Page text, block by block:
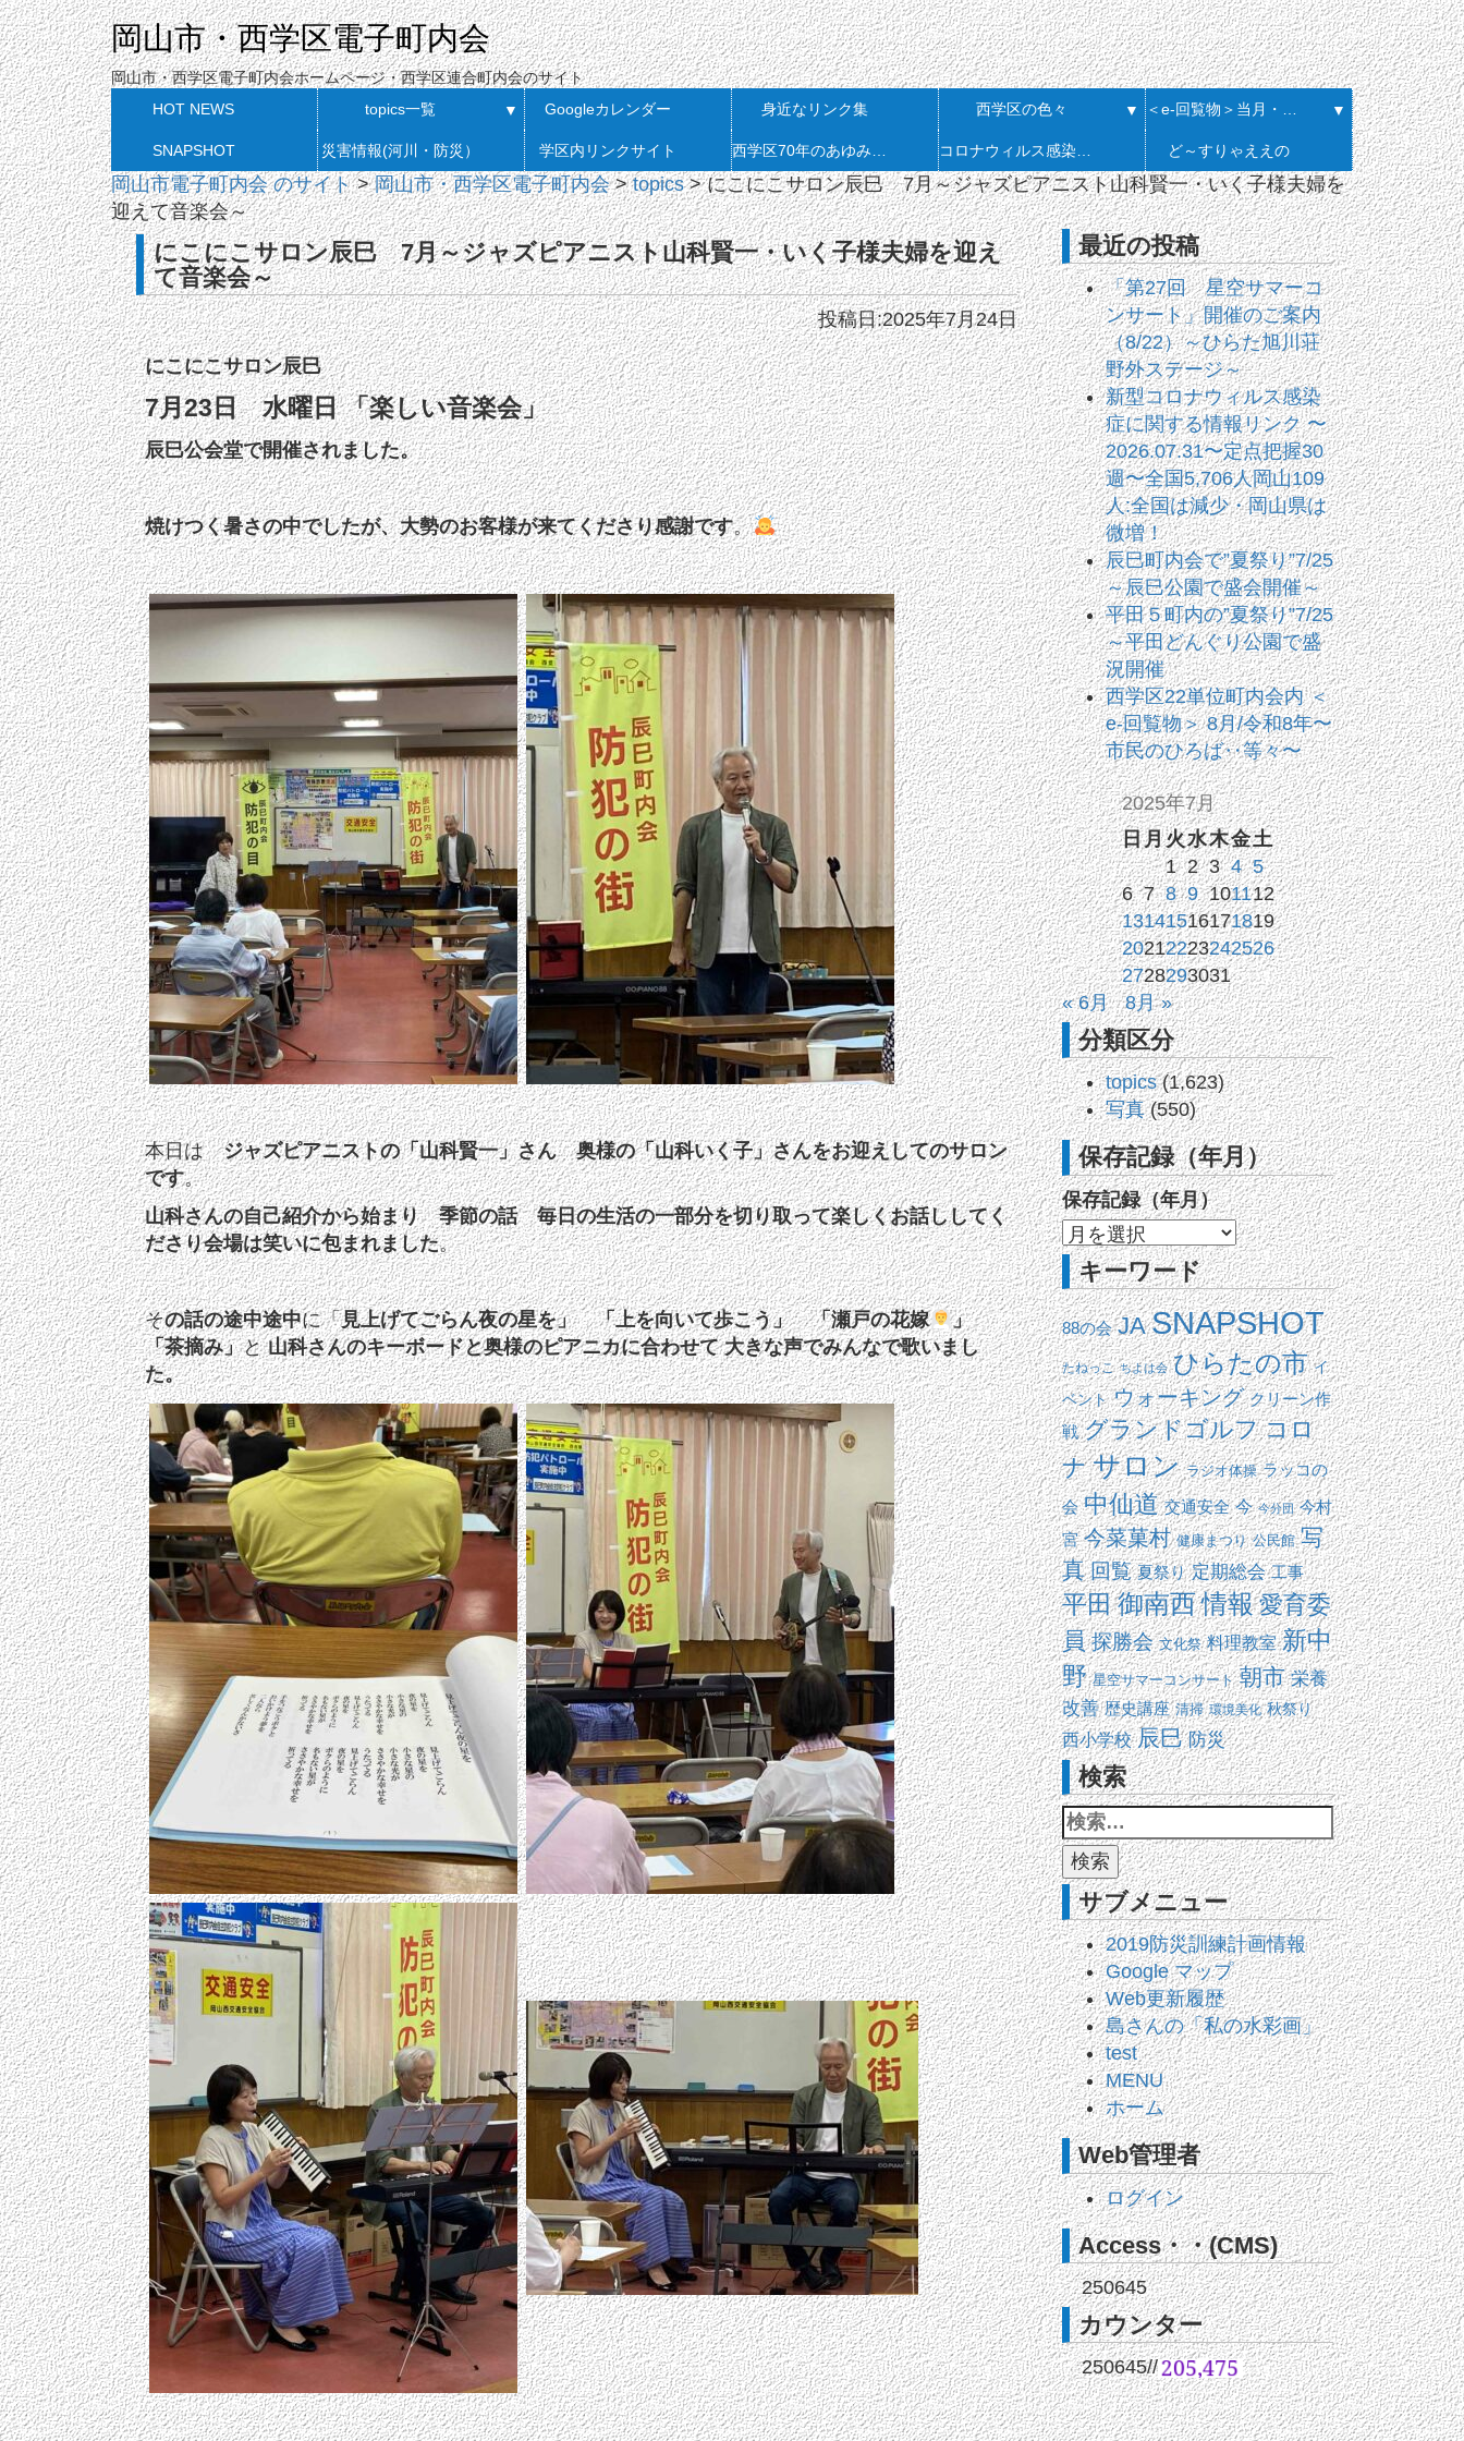
岡山市・西学区電子町内会
岡山市・西学区電子町内会ホームページ・西学区連合町内会のサイト
HOT NEWS
topics一覧 ▼ Googleカレンダー 身近なリンク集 西学区の色々 ▼ ▼
SNAPSHOT 災害情報(河川・防災） 学区内リンクサイト ど～すりゃええの
岡山市電子町内会 のサイト>岡山市・西学区電子町内会>topics>にこにこサロン辰巳 7月～ジャズピアニスト山科賢一・いく子様夫婦を
迎えて音楽会～
にこにこサロン辰巳 7月～ジャズピアニスト山科賢一・いく子様夫婦を迎え
て音楽会～
投稿日:2025年7月24日
にこにこサロン辰巳
7月23日 水曜日「楽しい音楽会」
辰巳公会堂で開催されました。
焼けつく暑さの中でしたが、大勢のお客様が来てくださり感謝です。
本日はジャズピアニストの「山科賢一」さん 奥様の「山科いく子」さんをお迎えしてのサロン
です。
山科さんの自己紹介から始まり
季節の話 毎日の生活の一部分を切り取って楽しくお話ししてく
ださり会場は笑いに包まれました。
その話の途中途中に「見上げてごらん夜の星を」 「上を向いて歩こう」 「瀬戸の花嫁
」
「茶摘み」と山科さんのキーボードと奥様のピアニカに合わせて 大きな声でみんなで歌いまし
た。
最近の投稿
「第27回 星空サマーコ
ンサート」開催のご案内
（8/22）～ひらた旭川荘
野外ステージ～
新型コロナウィルス感染
症に関する情報リンク 〜
2026.07.31〜定点把握30
週〜全国5,706人岡山109
人:全国は減少・岡山県は
微増！
辰巳町内会で”夏祭り”7/25
～辰巳公園で盛会開催～
平田５町内の”夏祭り”7/25
～平田どんぐり公園で盛
況開催
西学区22単位町内会内 ＜
e-回覧物＞ 8月/令和8年〜
市民のひろば‥等々〜
2025年7月
日月火水木金土
1 2 3 4 5
6 7 8 9 101112
13141516171819
20212223242526
2728293031
« 6月
8月 »
分類区分
topics(1,623)
写真(550)
保存記録（年月）
保存記録（年月）
キーワード
88の会 JA SNAPSHOT
たねっこ ちよは会 ひらたの市 イ
ベント ウォーキング クリーン作
戦 グランドゴルフ コロ
ナ サロン ラジオ体操 ラッコの
会 中仙道 交通安全 今 今分団 今村
宮 今菜菓村 健康まつり 公民館 写
真 回覧 夏祭り 定期総会 工事
平田御南西情報 愛育委
員 探勝会 文化祭 料理教室 新中
野 星空サマーコンサート 朝市 栄養
改善 歴史講座 清掃 環境美化 秋祭り
西小学校 辰巳 防災
検索
サブメニュー
2019防災訓練計画情報
Google マップ
Web更新履歴
島さんの「私の水彩画」
test
MENU
ホーム
Web管理者
ログイン
Access・・(CMS)
250645
カウンター
250645//